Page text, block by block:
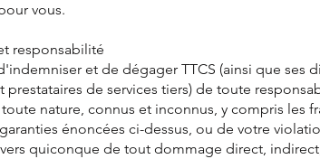
vous.
responsabilité
et de dégager TTCS (ainsi que ses
prestataires de services tiers) de toute
nature, connus et inconnus, y compris les
énoncées ci-dessus, ou de votre
quiconque de tout dommage direct,